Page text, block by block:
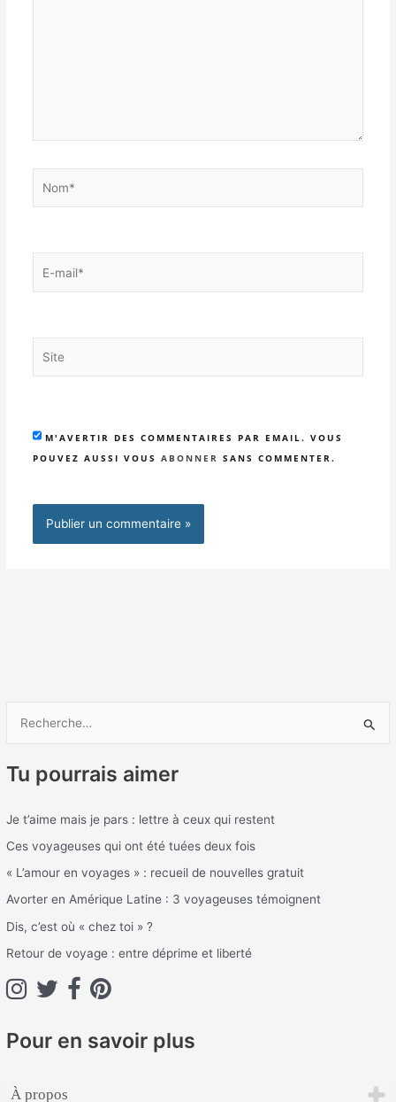
e
r
c
h
Tu pourrais aimer
Je t’aime mais je pars : lettre à ceux qui restent
Ces voyageuses qui ont été tuées deux fois
« L’amour en voyages » : recueil de nouvelles gratuit
Avorter en Amérique Latine : 3 voyageuses témoignent
Dis, c’est où « chez toi » ?
Retour de voyage : entre déprime et liberté
Pour en savoir plus
À propos
mail*
M'AVERTIR DES COMMENTAIRES PAR EMAIL. VOUS
POUVEZ AUSSI VOUS ABONNER SANS COMMENTER.